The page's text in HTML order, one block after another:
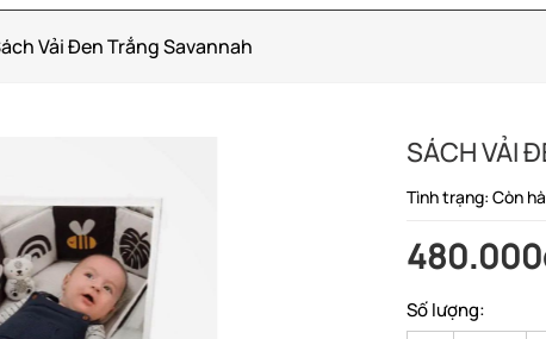
Vải Đen Trắng Savannah
SÁCH VẢI
Tình trạng: Còn
Số lượng: